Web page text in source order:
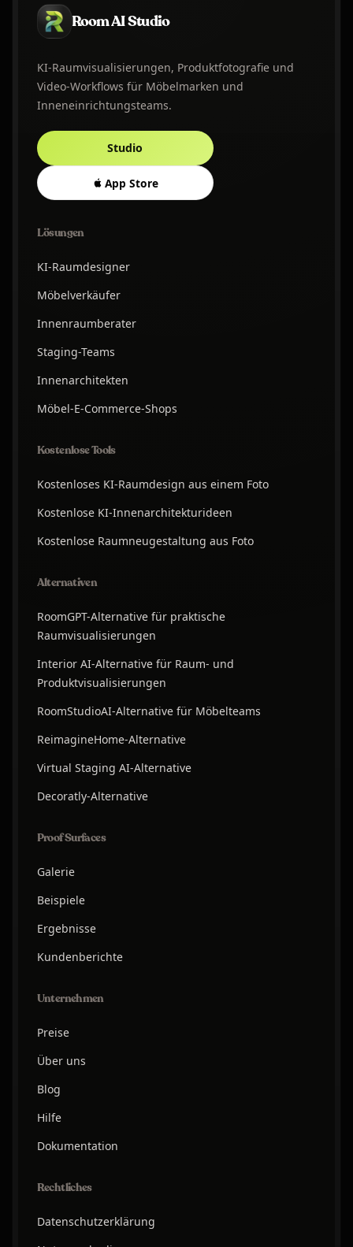
Room AI Studio
KI-Raumvisualisierungen, Produktfotografie und
Video-Workflows für Möbelmarken und
Inneneinrichtungsteams.
Studio
App Store
Lösungen
KI-Raumdesigner
Möbelverkäufer
Innenraumberater
Staging-Teams
Innenarchitekten
Möbel-E-Commerce-Shops
Kostenlose Tools
Kostenloses KI-Raumdesign aus einem Foto
Kostenlose KI-Innenarchitekturideen
Kostenlose Raumneugestaltung aus Foto
Alternativen
RoomGPT-Alternative für praktische
Raumvisualisierungen
Interior AI-Alternative für Raum- und
Produktvisualisierungen
RoomStudioAI-Alternative für Möbelteams
ReimagineHome-Alternative
Virtual Staging AI-Alternative
Decoratly-Alternative
Proof Surfaces
Galerie
Beispiele
Ergebnisse
Kundenberichte
Unternehmen
Preise
Über uns
Blog
Hilfe
Dokumentation
Rechtliches
Datenschutzerklärung